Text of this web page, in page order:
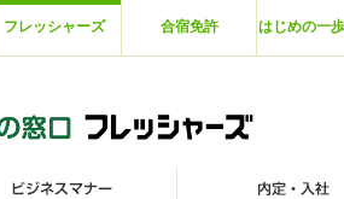
フレッシャーズ 合宿免許 はじめの一